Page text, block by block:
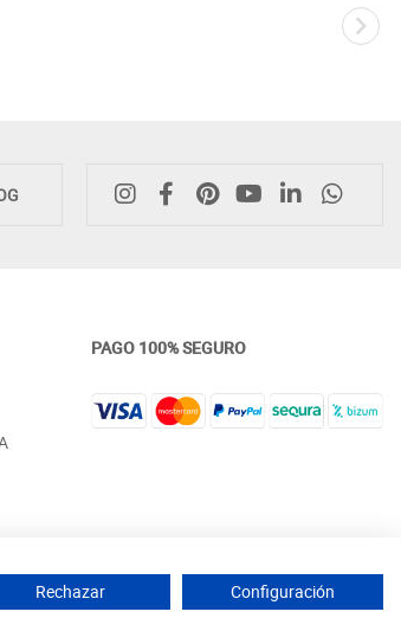
€
CRISTALES
PRECIO DESDE:2.298,00 €
PAGO 100% SEGURO
Rechazar Configuración